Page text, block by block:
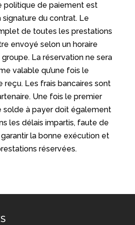
politique de paiement est
signature du contrat. Le
de toutes les prestations
envoyé selon un horaire
groupe. La réservation ne sera
valable qu’une fois le
reçu. Les frais bancaires sont
Une fois le premier
solde à payer doit également
les délais impartis, faute de
la bonne exécution et
réservées.